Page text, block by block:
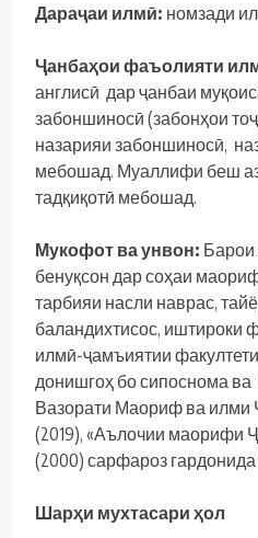
Дараҷаи илмӣ: номзади
Ҷанбаҳои фаъолияти
англисӣ дар ҷанбаи
забоншиносӣ (забонҳои
назарияи забоншиносӣ,
мебошад. Муаллифи беш
тадқиқотӣ мебошад.
Мукофот ва унвон: Барои
бенуқсон дар соҳаи
тарбияи насли наврас,
баландихтисос, иштироки
илмӣ-ҷамъиятии
донишгоҳ бо сипоснома
Вазорати Маориф ва илми
(2019), «Аълочии маорифи
(2000) сарфароз
Шарҳи мухтасари ҳол